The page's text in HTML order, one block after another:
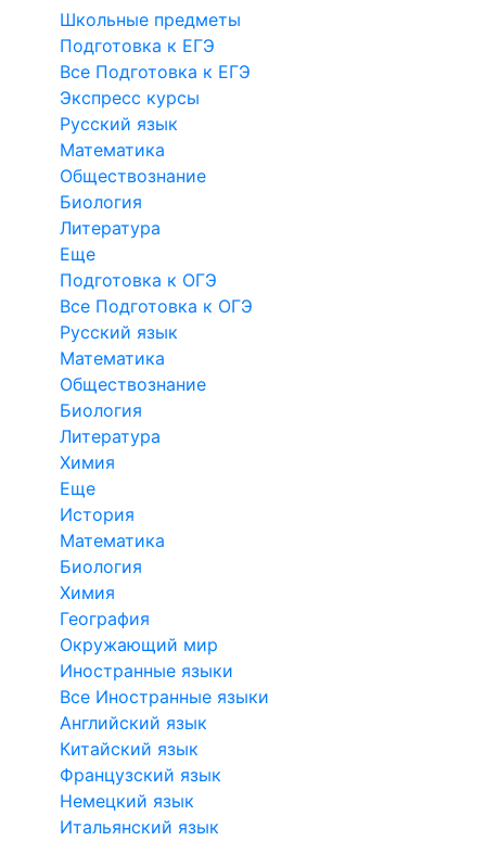
Школьные предметы
Подготовка к ЕГЭ
Все Подготовка к ЕГЭ
Экспресс курсы
Русский язык
Математика
Обществознание
Биология
Литература
Еще
Подготовка к ОГЭ
Все Подготовка к ОГЭ
Русский язык
Математика
Обществознание
Биология
Литература
Химия
Еще
История
Математика
Биология
Химия
География
Окружающий мир
Иностранные языки
Все Иностранные языки
Английский язык
Китайский язык
Французский язык
Немецкий язык
Итальянский язык